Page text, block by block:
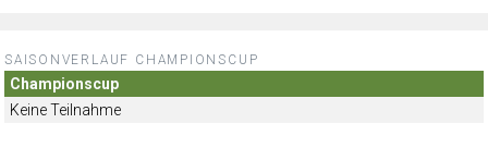
SAISONVERLAUF CHAMPIONSCUP
Championscup
Keine Teilnahme